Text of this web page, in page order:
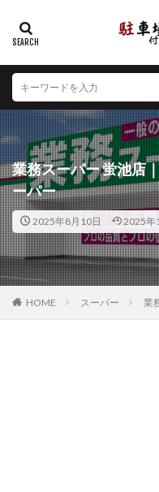
業務スーパー 蛍池店
ーパー
2025年8月10日 2025年
HOME スーパー 業
カテゴリー
エリア
北海道 青森県
山形県
福島県
埼玉県
千葉県
山梨県
長野県
岐阜県
静岡県
京都府
大阪府
鳥取県
島根県
徳島県
香川県
佐賀県
長崎県